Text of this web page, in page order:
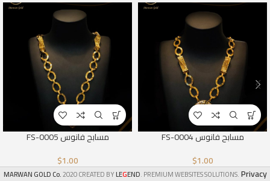
مسابح فانوس FS-0004
$1.00
مسابح فانوس FS-0005
$1.00
MARWAN GOLD Co.2020 CREATED BYLEGEND. PREMIUM WEBSITES SOLUTIONS.Privacy